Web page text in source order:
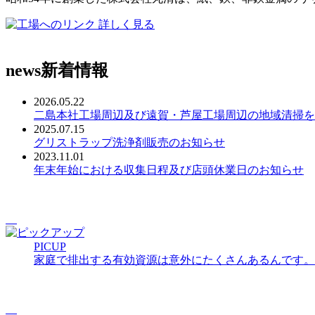
詳しく見る
news新着情報
2026.05.22
二島本社工場周辺及び遠賀・芦屋工場周辺の地域清掃を
2025.07.15
グリストラップ洗浄剤販売のお知らせ
2023.11.01
年末年始における収集日程及び店頭休業日のお知らせ
PICUP
家庭で排出する有効資源は意外にたくさんあるんです。